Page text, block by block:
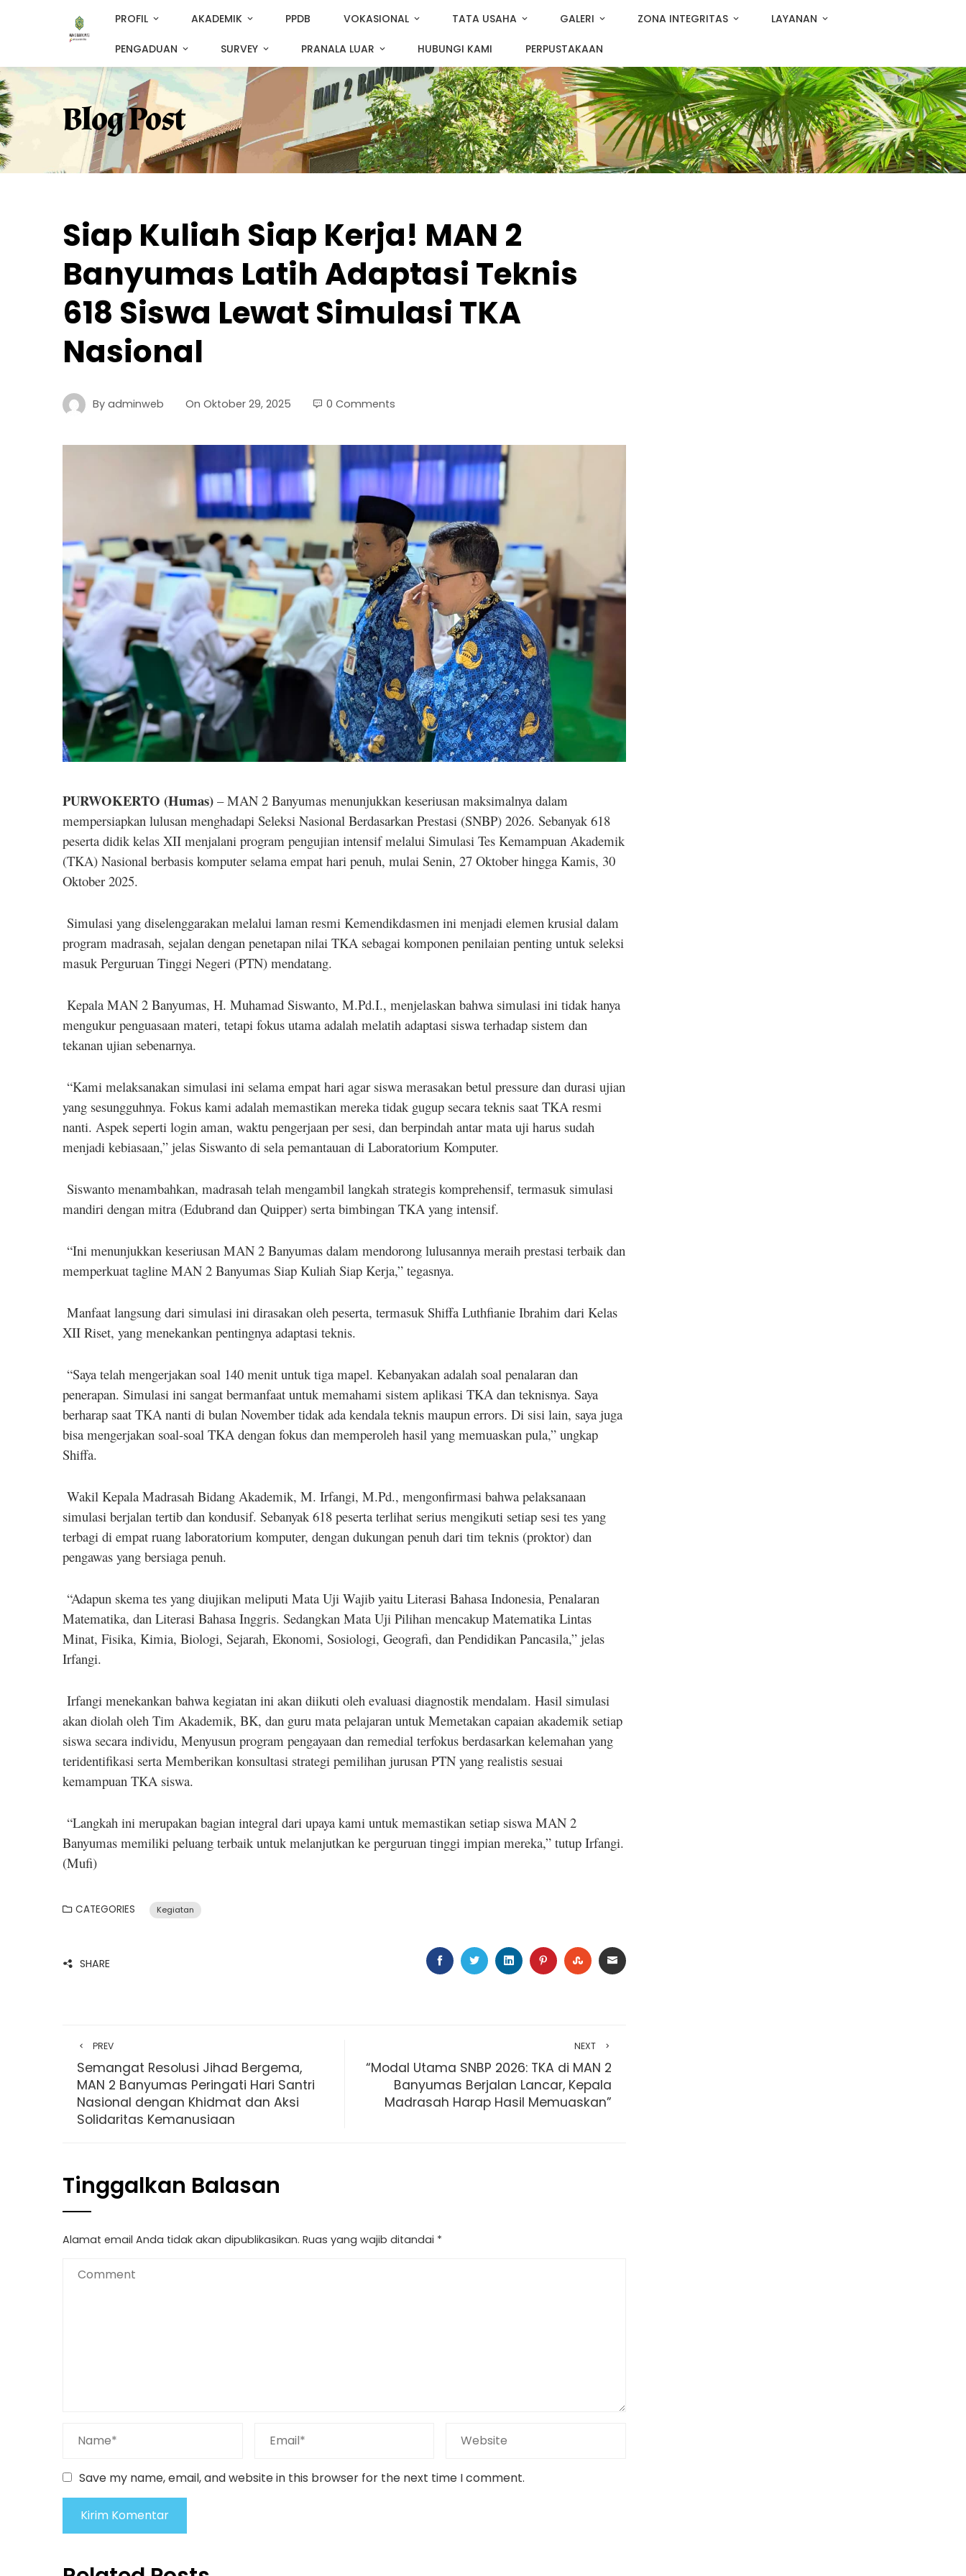
PROFIL AKADEMIK PPDB VOKASIONAL TATA USAHA GALERI ZONA INTEGRITAS LAYANAN
PENGADUAN SURVEY PRANALA LUAR HUBUNGI KAMI PERPUSTAKAAN
Blog Post
Siap Kuliah Siap Kerja! MAN 2
Banyumas Latih Adaptasi Teknis
618 Siswa Lewat Simulasi TKA
Nasional
By adminweb On Oktober 29, 2025 0 Comments
PURWOKERTO (Humas) – MAN 2 Banyumas menunjukkan keseriusan maksimalnya dalam
mempersiapkan lulusan menghadapi Seleksi Nasional Berdasarkan Prestasi (SNBP) 2026. Sebanyak 618
peserta didik kelas XII menjalani program pengujian intensif melalui Simulasi Tes Kemampuan Akademik
(TKA) Nasional berbasis komputer selama empat hari penuh, mulai Senin, 27 Oktober hingga Kamis, 30
Oktober 2025.
Simulasi yang diselenggarakan melalui laman resmi Kemendikdasmen ini menjadi elemen krusial dalam
program madrasah, sejalan dengan penetapan nilai TKA sebagai komponen penilaian penting untuk seleksi
masuk Perguruan Tinggi Negeri (PTN) mendatang.
Kepala MAN 2 Banyumas, H. Muhamad Siswanto, M.Pd.I., menjelaskan bahwa simulasi ini tidak hanya
mengukur penguasaan materi, tetapi fokus utama adalah melatih adaptasi siswa terhadap sistem dan
tekanan ujian sebenarnya.
“Kami melaksanakan simulasi ini selama empat hari agar siswa merasakan betul pressure dan durasi ujian
yang sesungguhnya. Fokus kami adalah memastikan mereka tidak gugup secara teknis saat TKA resmi
nanti. Aspek seperti login aman, waktu pengerjaan per sesi, dan berpindah antar mata uji harus sudah
menjadi kebiasaan,” jelas Siswanto di sela pemantauan di Laboratorium Komputer.
Siswanto menambahkan, madrasah telah mengambil langkah strategis komprehensif, termasuk simulasi
mandiri dengan mitra (Edubrand dan Quipper) serta bimbingan TKA yang intensif.
“Ini menunjukkan keseriusan MAN 2 Banyumas dalam mendorong lulusannya meraih prestasi terbaik dan
memperkuat tagline MAN 2 Banyumas Siap Kuliah Siap Kerja,” tegasnya.
Manfaat langsung dari simulasi ini dirasakan oleh peserta, termasuk Shiffa Luthfianie Ibrahim dari Kelas
XII Riset, yang menekankan pentingnya adaptasi teknis.
“Saya telah mengerjakan soal 140 menit untuk tiga mapel. Kebanyakan adalah soal penalaran dan
penerapan. Simulasi ini sangat bermanfaat untuk memahami sistem aplikasi TKA dan teknisnya. Saya
berharap saat TKA nanti di bulan November tidak ada kendala teknis maupun errors. Di sisi lain, saya juga
bisa mengerjakan soal-soal TKA dengan fokus dan memperoleh hasil yang memuaskan pula,” ungkap
Shiffa.
Wakil Kepala Madrasah Bidang Akademik, M. Irfangi, M.Pd., mengonfirmasi bahwa pelaksanaan
simulasi berjalan tertib dan kondusif. Sebanyak 618 peserta terlihat serius mengikuti setiap sesi tes yang
terbagi di empat ruang laboratorium komputer, dengan dukungan penuh dari tim teknis (proktor) dan
pengawas yang bersiaga penuh.
“Adapun skema tes yang diujikan meliputi Mata Uji Wajib yaitu Literasi Bahasa Indonesia, Penalaran
Matematika, dan Literasi Bahasa Inggris. Sedangkan Mata Uji Pilihan mencakup Matematika Lintas
Minat, Fisika, Kimia, Biologi, Sejarah, Ekonomi, Sosiologi, Geografi, dan Pendidikan Pancasila,” jelas
Irfangi.
Irfangi menekankan bahwa kegiatan ini akan diikuti oleh evaluasi diagnostik mendalam. Hasil simulasi
akan diolah oleh Tim Akademik, BK, dan guru mata pelajaran untuk Memetakan capaian akademik setiap
siswa secara individu, Menyusun program pengayaan dan remedial terfokus berdasarkan kelemahan yang
teridentifikasi serta Memberikan konsultasi strategi pemilihan jurusan PTN yang realistis sesuai
kemampuan TKA siswa.
“Langkah ini merupakan bagian integral dari upaya kami untuk memastikan setiap siswa MAN 2
Banyumas memiliki peluang terbaik untuk melanjutkan ke perguruan tinggi impian mereka,” tutup Irfangi.
(Mufi)
CATEGORIES Kegiatan
SHARE FACEBOOK
TWITTERLINKEDINPINTERESTSTUMBLEUPON
EMAIL
PREV
Semangat Resolusi Jihad Bergema,
MAN 2 Banyumas Peringati Hari Santri
Nasional dengan Khidmat dan Aksi
Solidaritas Kemanusiaan
NEXT
“Modal Utama SNBP 2026: TKA di MAN 2
Banyumas Berjalan Lancar, Kepala
Madrasah Harap Hasil Memuaskan”
Tinggalkan Balasan
Alamat email Anda tidak akan dipublikasikan. Ruas yang wajib ditandai *
Save my name, email, and website in this browser for the next time I comment.